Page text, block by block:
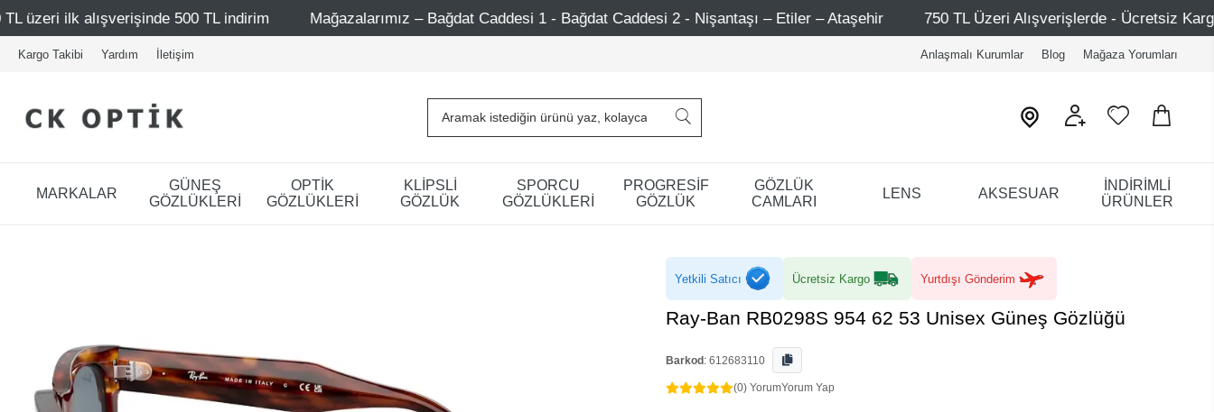
500 TL indirim Mağazalarımız – Bağdat Caddesi 1 - Bağdat Caddesi 2 - Nişantaşı – Etiler – Ataşehir 750 TL Üzeri Alışverişlerde - Ücretsiz Kargo
Kargo Takibi Yardım İletişim Anlaşmalı Kurumlar Blog Mağaza Yorumları
MARKALAR
GÜNEŞ
GÖZLÜKLERİ
OPTİK
GÖZLÜKLERİ
KLİPSLİ
GÖZLÜK
SPORCU
GÖZLÜKLERİ
PROGRESİF
GÖZLÜK
GÖZLÜK
CAMLARI
LENS AKSESUAR
İNDİRİMLİ
ÜRÜNLER
Yetkili Satıcı Ücretsiz Kargo Yurtdışı Gönderim
Ray-Ban RB0298S 954 62 53 Unisex Güneş Gözlüğü
Barkod : 612683110
(0) YorumYorum Yap